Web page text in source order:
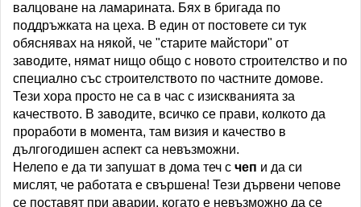
валцоване на ламарината. Бях в бригада по
поддръжката на цеха. В един от постовете си тук
обяснявах на някой, че "старите майстори" от
заводите, нямат нищо общо с новото строителство и по
специално със строителството по частните домове.
Тези хора просто не са в час с изискванията за
качеството. В заводите, всичко се прави, колкото да
проработи в момента, там визия и качество в
дългогодишен аспект са невъзможни.
Нелепо е да ти запушат в дома теч с чеп и да си
мислят, че работата е свършена! Тези дървени чепове
се поставят при аварии, когато е невъзможно да се